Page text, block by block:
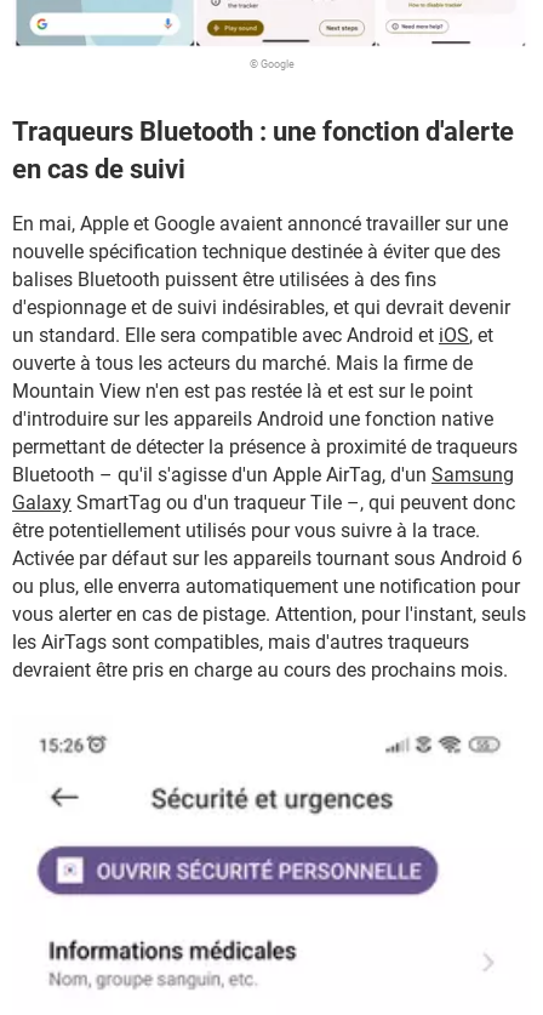
© Google
Traqueurs Bluetooth : une fonction d'alerte
en cas de suivi
En mai, Apple et Google avaient annoncé travailler sur une
nouvelle spécification technique destinée à éviter que des
balises Bluetooth puissent être utilisées à des fins
d'espionnage et de suivi indésirables, et qui devrait devenir
un standard. Elle sera compatible avec Android et iOS, et
ouverte à tous les acteurs du marché. Mais la firme de
Mountain View n'en est pas restée là et est sur le point
d'introduire sur les appareils Android une fonction native
permettant de détecter la présence à proximité de traqueurs
Bluetooth – qu'il s'agisse d'un Apple AirTag, d'un Samsung
Galaxy SmartTag ou d'un traqueur Tile –, qui peuvent donc
être potentiellement utilisés pour vous suivre à la trace.
Activée par défaut sur les appareils tournant sous Android 6
ou plus, elle enverra automatiquement une notification pour
vous alerter en cas de pistage. Attention, pour l'instant, seuls
les AirTags sont compatibles, mais d'autres traqueurs
devraient être pris en charge au cours des prochains mois.